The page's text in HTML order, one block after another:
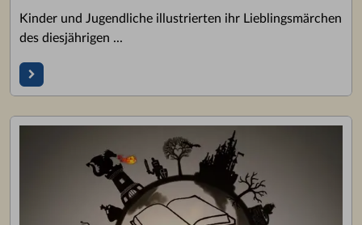
Kinder und Jugendliche illustrierten ihr Lieblingsmärchen
des diesjährigen ...